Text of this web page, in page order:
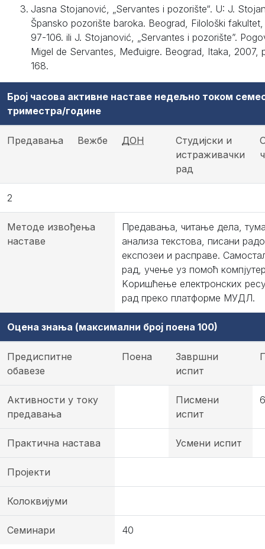
Jasna Stojanović, „Servantes i pozorište“. U: J.
Špansko pozorište baroka. Beograd, Filološki fakultet,
97-106. ili J. Stojanović, „Servantes i pozorište”.
Migel de Servantes, Međuigre. Beograd, Itaka, 2007,
168.
Број часова активне наставе недељно током
триместра/године
Предавања Вежбе ДОН
Студијски и
истраживачки
рад
2
Методе извођења
наставе
Предавања, читање дела,
анализа текстова, писани
експозеи и расправе.
рад, учење уз помоћ
Kоришћење електронских
рад преко платформе МУДЛ.
Оцена знања (максимални број поена 100)
Предиспитне
обавезе
Поена
Завршни
испит
Активности у току
предавања
Писмени
испит
Практична настава Усмени испит
Пројекти
Колоквијуми
Семинари 40